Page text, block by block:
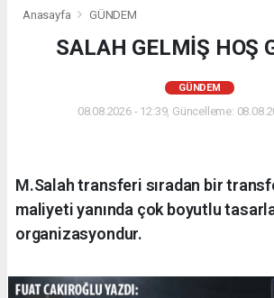
Anasayfa GÜNDEM
SALAH GELMİŞ HOŞ
GÜNDEM
08.08.2026 - 12:39, Güncelleme:
M.Salah transferi sıradan bir
maliyeti yanında çok boyutlu
organizasyondur.